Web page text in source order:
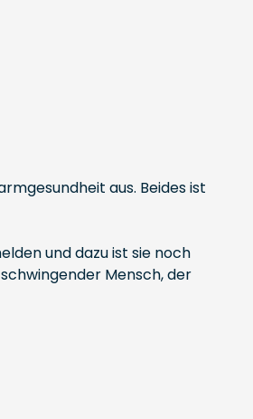
aus. Beides ist
und dazu ist sie noch
Mensch, der